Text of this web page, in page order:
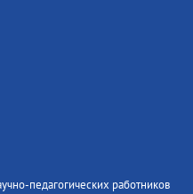
педагогических работников